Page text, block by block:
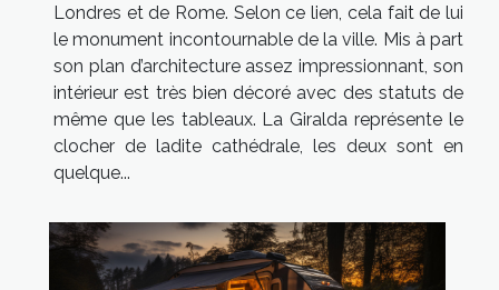
Londres et de Rome. Selon ce lien, cela fait de lui
le monument incontournable de la ville. Mis à part
son plan d’architecture assez impressionnant, son
intérieur est très bien décoré avec des statuts de
même que les tableaux. La Giralda représente le
clocher de ladite cathédrale, les deux sont en
quelque...